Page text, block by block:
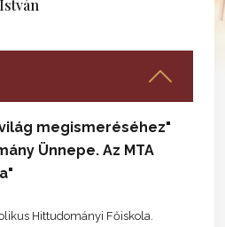
megismeréséhez"
Ünnepe. Az MTA
"
Hittudományi Főiskola.